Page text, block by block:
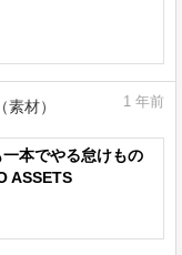
材） 1 年前
本でやる怠けもの
ASSETS